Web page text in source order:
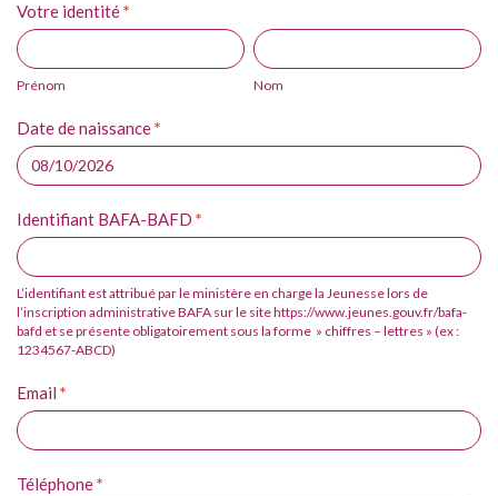
Votre identité*
Prénom
Prénom
Nom
Nom
Date de naissance*
Identifiant BAFA-BAFD *
L’identifiant est attribué par le ministère en charge la Jeunesse lors de
l’inscription administrative BAFA sur le site https://www.jeunes.gouv.fr/bafa-
bafd et se présente obligatoirement sous la forme » chiffres – lettres » (ex :
1234567-ABCD)
Email *
Téléphone*
humain,
ne
remplissez
pas
champ.